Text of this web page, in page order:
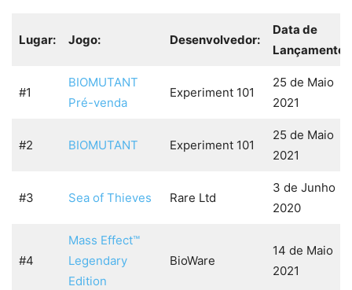
Lugar: Jogo: Desenvolvedor:
Data de
Lançamento:
#1
BIOMUTANT
Pré-venda
Experiment 101
25 de Maio
2021
#2 BIOMUTANT Experiment 101
25 de Maio
2021
#3 Sea of Thieves Rare Ltd
3 de Junho
2020
#4
Mass Effect™
Legendary
Edition
BioWare
14 de Maio
2021